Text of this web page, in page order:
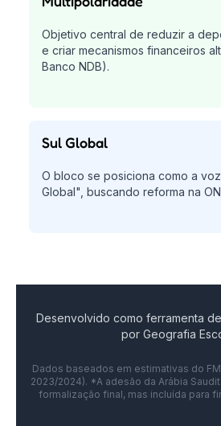
Objetivo central de reduzir a
e criar mecanismos financeiros
Banco NDB).
Sul Global
O bloco se posiciona como a
Global", buscando reforma na
Desenvolvido como ferramenta
por Geografia
Dados baseados em estimativas do
2023/2024). *A adesão da Arábia
formalização final, mas incluída para